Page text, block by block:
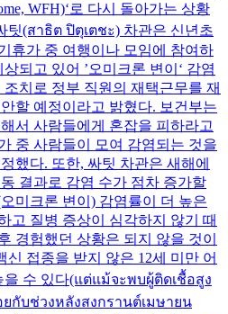
WFH)‘로 다시 돌아가는 상황
팃(สาธิต ปิตุเตชะ) 차관은 신년초
휴가 중 여행이나 모임에 참여하
되고 있어 ’오미크론 변이‘ 감염
치로 정부 직원의 재택근무를 재
할 예정이라고 밝혔다. 보건부는
서 사람들에게 혼잡을 피하라고
중 사람들이 모여 감염되는 것을
했다. 또한, 싸팃 차관은 새해에
결과로 감염 수가 점차 증가할
미크론 변이) 감염률이 더 높은
고 질병 증상이 심각하지 않기 때
경험했던 상황은 되지 않을 것이
신 접종을 받지 않은 12세 미만 어
을 수 있다(แต่แม้จะพบผู้ติดเชื้อสูง
กับช่วงหลังสงกรานต์เมษายน